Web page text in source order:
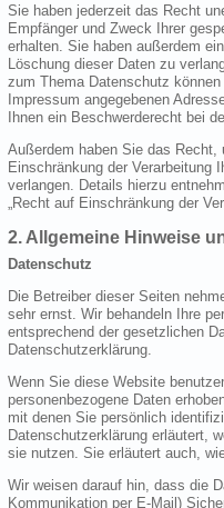
Sie haben jederzeit das Recht
Empfänger und Zweck Ihrer
erhalten. Sie haben außerdem
Löschung dieser Daten zu
zum Thema Datenschutz
Impressum angegebenen
Ihnen ein Beschwerderecht bei
Außerdem haben Sie das
Einschränkung der Verarbeitung
verlangen. Details hierzu
„Recht auf Einschränkung der
2. Allgemeine Hinweise
Datenschutz
Die Betreiber dieser Seiten
sehr ernst. Wir behandeln Ihre
entsprechend der gesetzlichen
Datenschutzerklärung.
Wenn Sie diese Website
personenbezogene Daten
mit denen Sie persönlich
Datenschutzerklärung erläutert,
sie nutzen. Sie erläutert auch,
Wir weisen darauf hin, dass die
Kommunikation per E-Mail)